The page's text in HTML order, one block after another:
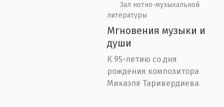
Зал нотно-музыкальной
литературы
Мгновения музыки и
души
К 95-летию со дня
рождения композитора
Микаэля Таривердиева